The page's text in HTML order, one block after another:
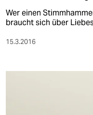
sport
berlin
Wer einen
braucht sich über
15.3.2016